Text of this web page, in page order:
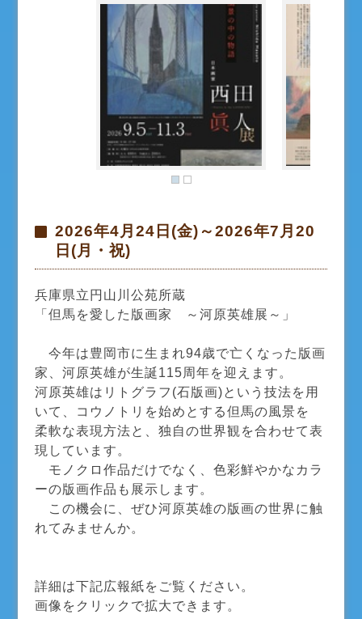
2026年4月24日(金)～2026年7月20
日(月・祝)
兵庫県立円山川公苑所蔵
「但馬を愛した版画家 ～河原英雄展～」
今年は豊岡市に生まれ94歳で亡くなった版画
家、河原英雄が生誕115周年を迎えます。
河原英雄はリトグラフ(石版画)という技法を用
いて、コウノトリを始めとする但馬の風景を
柔軟な表現方法と、独自の世界観を合わせて表
現しています。
モノクロ作品だけでなく、色彩鮮やかなカラ
ーの版画作品も展示します。
この機会に、ぜひ河原英雄の版画の世界に触
れてみませんか。
詳細は下記広報紙をご覧ください。
画像をクリックで拡大できます。